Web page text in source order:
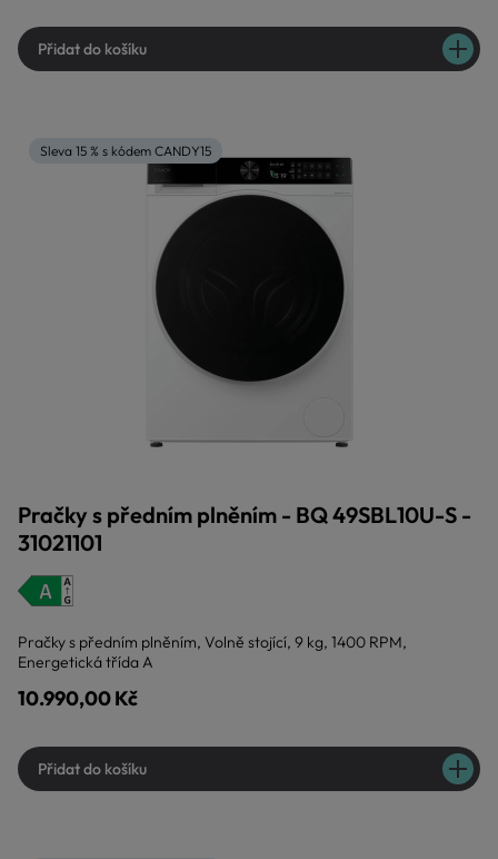
Přidat do košíku
Sleva 15 % s kódem CANDY15
Pračky s předním plněním - BQ 49SBL10U-S -
31021101
Pračky s předním plněním, Volně stojící, 9 kg, 1400 RPM,
Energetická třída A
10.990,00 Kč
Přidat do košíku